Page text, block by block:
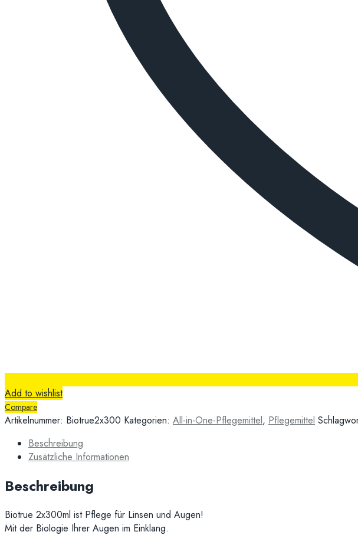
Add to wishlist
Compare
Artikelnummer: Biotrue2x300 Kategorien: All-in-One-Pflegemittel, Pflegemittel
Beschreibung
Zusätzliche Informationen
Beschreibung
Biotrue 2x300ml ist Pflege für Linsen und Augen!
Mit der Biologie Ihrer Augen im Einklang.